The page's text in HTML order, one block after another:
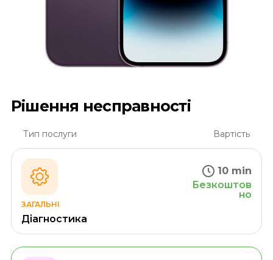
Рішення несправності
Тип послуги Вартість
ЗАГАЛЬНІ
Діагностика
10 min
Безкоштов
но